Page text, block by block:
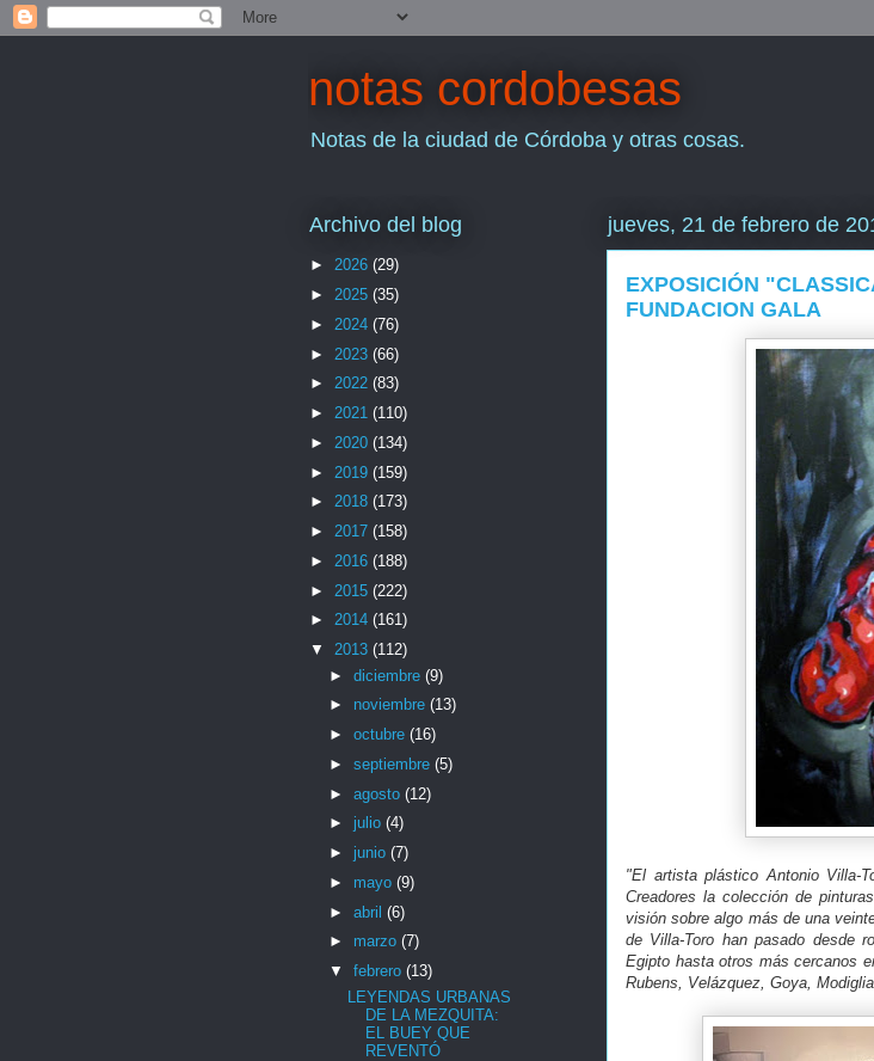
notas cordobesas
Notas de la ciudad de Córdoba y otras cosas.
jueves, 21 de febrero de
EXPOSICIÓN
FUNDACION GALA
"El artista plástico Antonio Villa-
Creadores la colección de
visión sobre algo más de una
de Villa-Toro han pasado desde
Egipto hasta otros más cercanos
Rubens, Velázquez, Goya,
Archivo del blog
► 2026 (29)
► 2025 (35)
► 2024 (76)
► 2023 (66)
► 2022 (83)
► 2021 (110)
► 2020 (134)
► 2019 (159)
► 2018 (173)
► 2017 (158)
► 2016 (188)
► 2015 (222)
► 2014 (161)
▼ 2013 (112)
► diciembre (9)
► noviembre (13)
► octubre (16)
► septiembre (5)
► agosto (12)
► julio (4)
► junio (7)
► mayo (9)
► abril (6)
► marzo (7)
▼ febrero (13)
LEYENDAS URBANAS
DE LA MEZQUITA:
EL BUEY QUE
REVENTÓ